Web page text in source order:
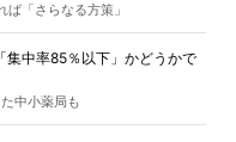
「さらなる方策」
集中率85％以下」かどうかで
中小薬局も